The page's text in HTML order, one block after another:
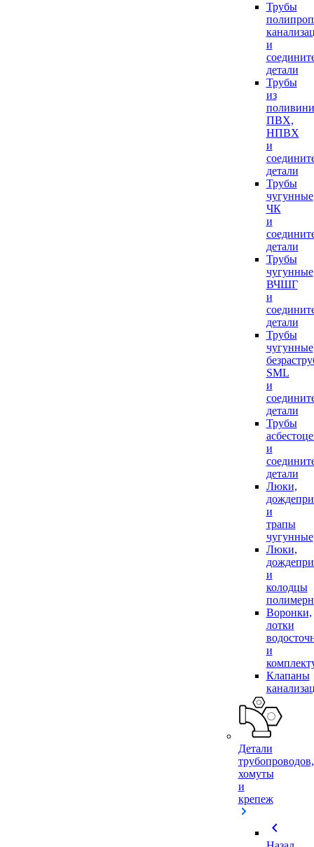
Трубы
и
детали
Трубы
из
ПВХ,
НПВХ
и
детали
Трубы
чугунные
ЧК
и
детали
Трубы
чугунные
ВЧШГ
и
детали
Трубы
чугунные
SML
и
детали
Трубы
и
детали
Люки,
и
трапы
чугунные
Люки,
и
колодцы
Воронки,
лотки
и
Клапаны
Детали
трубопроводов,
хомуты
и
крепеж
chevron_left